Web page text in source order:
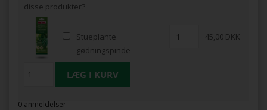
disse produkter?
Stueplante
gødningspinde
45,00 DKK
0 anmeldelser